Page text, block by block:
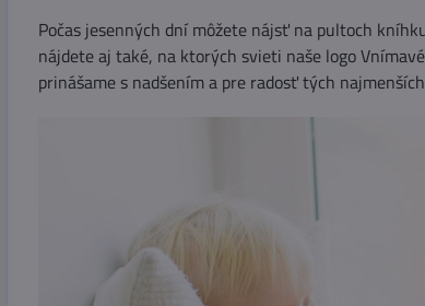
Počas jesenných dní môžete nájsť na pultoch
nájdete aj také, na ktorých svieti naše logo
prinášame s nadšením a pre radosť tých